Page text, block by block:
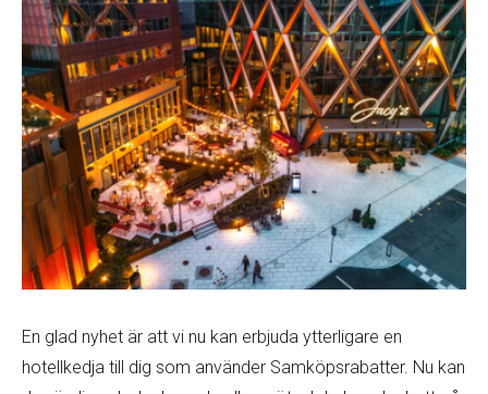
En glad nyhet är att vi nu kan erbjuda ytterligare en
hotellkedja till dig som använder Samköpsrabatter. Nu kan